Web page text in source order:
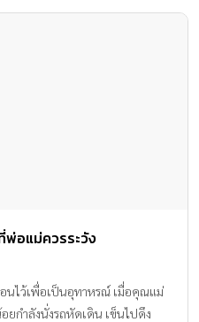
อแม่ควรระวัง
นไว้เพื่อเป็นอุทาหรณ์ เมื่อคุณแม่
กำลังนั่งรถหัดเดิน เข็นไปดึง